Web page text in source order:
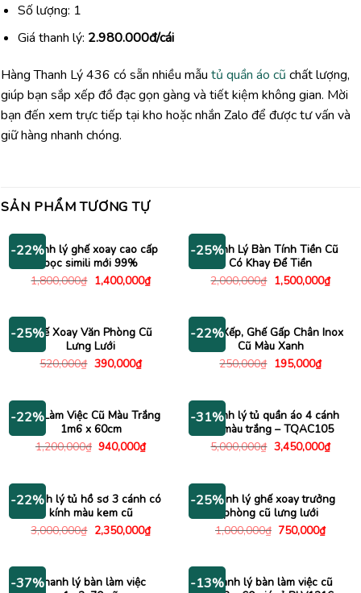
Số lượng: 1
Giá thanh lý: 2.980.000đ/cái
Hàng Thanh Lý 436 có sẵn nhiều mẫu tủ quần áo cũ chất lượng,
giúp bạn sắp xếp đồ đạc gọn gàng và tiết kiệm không gian. Mời
bạn đến xem trực tiếp tại kho hoặc nhắn Zalo để được tư vấn và
giữ hàng nhanh chóng.
SẢN PHẨM TƯƠNG TỰ
-22%
Thanh lý ghế xoay cao cấp
bọc simili mới 99%
1,800,000₫ Giá
gốc
1,400,000₫Giá
hiện
1,400,000₫.
-25%
Thanh Lý Bàn Tính Tiền Cũ
Có Khay Để Tiền
2,000,000₫ Giá
gốc
1,500,000₫Giá
hiện
-25%Ghế Xoay Văn Phòng Cũ
Lưng Lưới
520,000₫ Giá
390,000₫Giá
hiện
390,000₫.
-22%
Ghế Xếp, Ghế Gấp Chân Inox
Cũ Màu Xanh
250,000₫ Giá
195,000₫Giá
hiện
-22%
Bàn Làm Việc Cũ Màu Trắng
1m6 x 60cm
1,200,000₫ Giá
940,000₫Giá
hiện
940,000₫.
-31%
Thanh lý tủ quần áo 4 cánh
cũ màu trắng – TQAC105
5,000,000₫ Giá
gốc
3,450,000₫Giá
hiện
-22%
Thanh lý tủ hồ sơ 3 cánh có
kính màu kem cũ
3,000,000₫ Giá
gốc
2,350,000₫Giá
hiện
2,350,000₫.
-25%Thanh lý ghế xoay trưởng
phòng cũ lưng lưới
1,000,000₫ Giá
750,000₫Giá
hiện
-37%Thanh lý bàn làm việc
-13%Thanh lý bàn làm việc cũ